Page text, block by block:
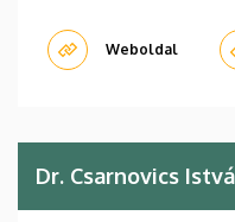
Weboldal
Dr. Csarnovics